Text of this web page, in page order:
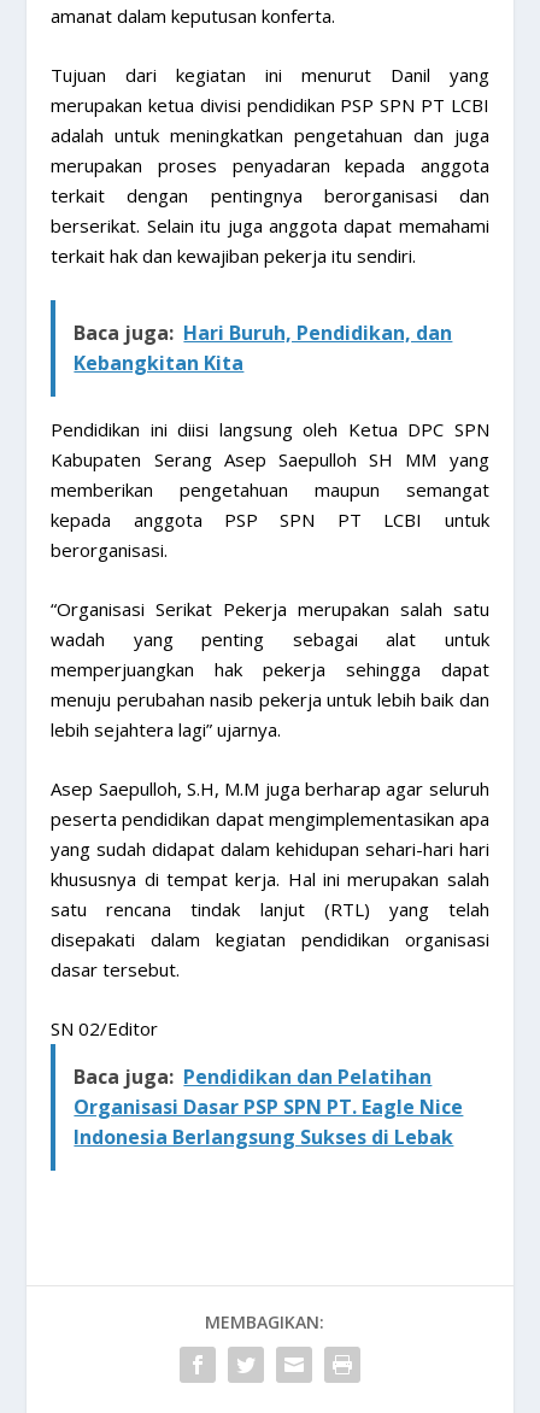
amanat dalam keputusan konferta.
Tujuan dari kegiatan ini menurut Danil yang
merupakan ketua divisi pendidikan PSP SPN PT LCBI
adalah untuk meningkatkan pengetahuan dan juga
merupakan proses penyadaran kepada anggota
terkait dengan pentingnya berorganisasi dan
berserikat. Selain itu juga anggota dapat memahami
terkait hak dan kewajiban pekerja itu sendiri.
Baca juga: Hari Buruh, Pendidikan, dan
Kebangkitan Kita
Pendidikan ini diisi langsung oleh Ketua DPC SPN
Kabupaten Serang Asep Saepulloh SH MM yang
memberikan pengetahuan maupun semangat
kepada anggota PSP SPN PT LCBI untuk
berorganisasi.
“Organisasi Serikat Pekerja merupakan salah satu
wadah yang penting sebagai alat untuk
memperjuangkan hak pekerja sehingga dapat
menuju perubahan nasib pekerja untuk lebih baik dan
lebih sejahtera lagi” ujarnya.
Asep Saepulloh, S.H, M.M juga berharap agar seluruh
peserta pendidikan dapat mengimplementasikan apa
yang sudah didapat dalam kehidupan sehari-hari hari
khususnya di tempat kerja. Hal ini merupakan salah
satu rencana tindak lanjut (RTL) yang telah
disepakati dalam kegiatan pendidikan organisasi
dasar tersebut.
SN 02/Editor
Baca juga: Pendidikan dan Pelatihan
Organisasi Dasar PSP SPN PT. Eagle Nice
Indonesia Berlangsung Sukses di Lebak
MEMBAGIKAN: